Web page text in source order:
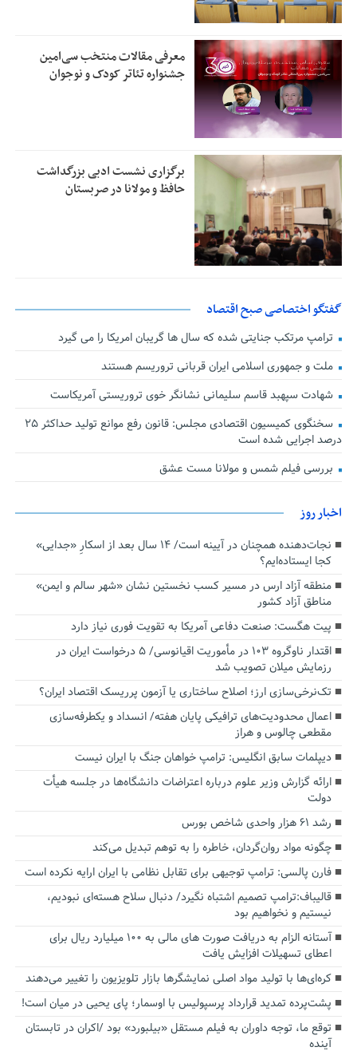
معرفی مقالات منتخب سی‌امین
جشنواره تئاتر کودک و نوجوان
برگزاری نشست ادبی بزرگداشت
حافظ و مولانا در صربستان
گفتگو اختصاصی صبح اقتصاد
ترامپ مرتکب جنایتی شده که سال ها گریبان امریکا را می گیرد
ملت و جمهوری اسلامی ایران قربانی تروریسم هستند
شهادت سپهبد قاسم سلیمانی نشانگر خوی تروریستی آمریکاست
سخنگوی کمیسیون اقتصادی مجلس: قانون رفع موانع تولید حداکثر ۲۵
درصد اجرایی شده است
بررسی فیلم شمس و مولانا مست عشق
اخبار روز
نجات‌دهنده‌ همچنان در آیینه است/ ۱۴ سال بعد از اسکارِ «جدایی»
کجا ایستاده‌ایم؟
منطقه آزاد ارس در مسیر کسب نخستین نشان «شهر سالم و ایمن»
مناطق آزاد کشور
پیت هگست: صنعت دفاعی آمریکا به تقویت فوری نیاز دارد
اقتدار ناوگروه ۱۰۳ در مأموریت‌ اقیانوسی/ ۵ درخواست ایران در
رزمایش میلان تصویب شد
تک‌نرخی‌سازی ارز؛ اصلاح ساختاری یا آزمون پرریسک اقتصاد ایران؟
اعمال محدودیت‌های ترافیکی پایان هفته/ انسداد و یکطرفه‌سازی
مقطعی چالوس و هراز
دیپلمات سابق انگلیس:‌ ترامپ خواهان جنگ با ایران نیست
ارائه گزارش وزیر علوم درباره اعتراضات دانشگاه‌ها در جلسه هیأت
دولت
رشد ۶۱ هزار واحدی شاخص بورس
چگونه مواد روان‌گردان، خاطره را به توهم تبدیل می‌کند
فارن پالسی: ترامپ توجیهی برای تقابل نظامی با ایران ارایه نکرده است
قالیباف:ترامپ تصمیم اشتباه نگیرد/ دنبال سلاح هسته‌ای نبودیم،
نیستیم و نخواهیم بود
آستانه الزام به دریافت صورت های مالی به ۱۰۰ میلیارد ریال برای
اعطای تسهیلات افزایش یافت
کره‌ای‌ها با تولید مواد اصلی نمایشگرها بازار تلویزیون را تغییر می‌دهند
پشت‌پرده تمدید قرارداد پرسپولیس با اوسمار؛ پای یحیی در میان است!
توقع ما، توجه داوران به فیلم مستقل «بیلبورد» بود /اکران در تابستان
آینده